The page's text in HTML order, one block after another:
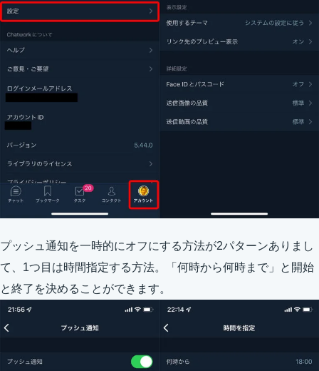
プッシュ通知を一時的にオフにする方法が2パターンありまし
て、1つ目は時間指定する方法。「何時から何時まで」と開始
と終了を決めることができます。